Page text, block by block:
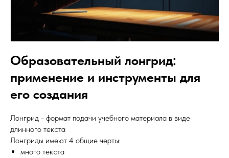
Образовательный лонгрид:
применение и инструменты для
его создания
Лонгрид - формат подачи учебного материала в виде
длинного текста
Лонгриды имеют 4 общие черты:
много текста